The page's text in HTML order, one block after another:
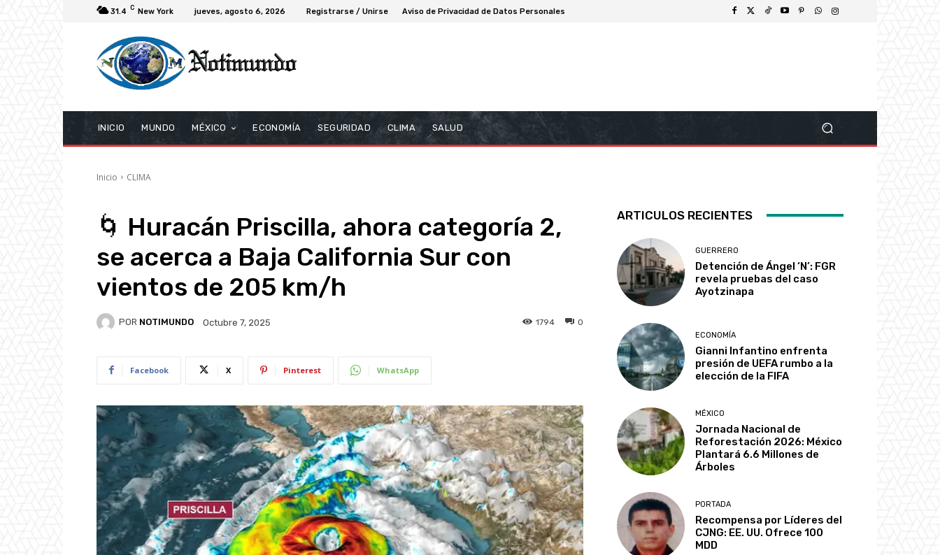
31.4 C New York jueves, agosto 6, 2026 Registrarse / Unirse Aviso de Privacidad de Datos Personales
INICIO MUNDO MÉXICO ECONOMÍA SEGURIDAD CLIMA SALUD
Inicio CLIMA
🌀 Huracán Priscilla, ahora categoría 2,
se acerca a Baja California Sur con
vientos de 205 km/h
POR NOTIMUNDO Octubre 7, 2025 0
1794
Facebook X Pinterest WhatsApp
ARTICULOS RECIENTES
GUERRERO
Detención de Ángel ‘N’: FGR
revela pruebas del caso
Ayotzinapa
ECONOMÍA
Gianni Infantino enfrenta
presión de UEFA rumbo a la
elección de la FIFA
MÉXICO
Jornada Nacional de
Reforestación 2026: México
Plantará 6.6 Millones de
Árboles
PORTADA
Recompensa por Líderes del
CJNG: EE. UU. Ofrece 100
MDD